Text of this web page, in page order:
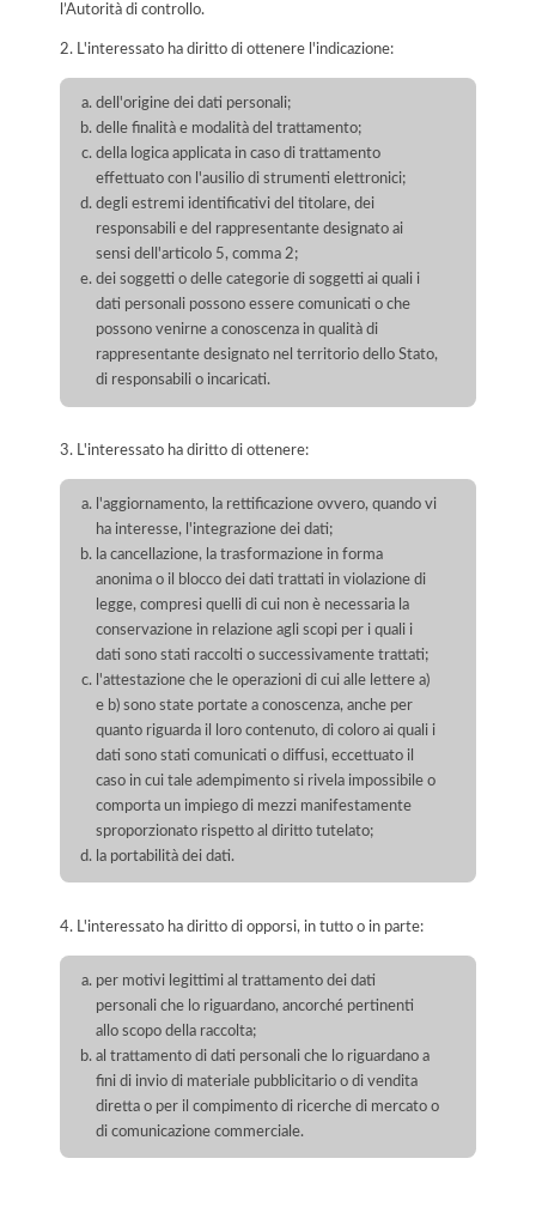
l’Autorità di controllo.
2. L'interessato ha diritto di ottenere l'indicazione:
dell'origine dei dati personali;
delle finalità e modalità del trattamento;
della logica applicata in caso di trattamento
effettuato con l'ausilio di strumenti elettronici;
degli estremi identificativi del titolare, dei
responsabili e del rappresentante designato ai
sensi dell'articolo 5, comma 2;
dei soggetti o delle categorie di soggetti ai quali i
dati personali possono essere comunicati o che
possono venirne a conoscenza in qualità di
rappresentante designato nel territorio dello Stato,
di responsabili o incaricati.
3. L'interessato ha diritto di ottenere:
l'aggiornamento, la rettificazione ovvero, quando vi
ha interesse, l'integrazione dei dati;
la cancellazione, la trasformazione in forma
anonima o il blocco dei dati trattati in violazione di
legge, compresi quelli di cui non è necessaria la
conservazione in relazione agli scopi per i quali i
dati sono stati raccolti o successivamente trattati;
l'attestazione che le operazioni di cui alle lettere a)
e b) sono state portate a conoscenza, anche per
quanto riguarda il loro contenuto, di coloro ai quali i
dati sono stati comunicati o diffusi, eccettuato il
caso in cui tale adempimento si rivela impossibile o
comporta un impiego di mezzi manifestamente
sproporzionato rispetto al diritto tutelato;
la portabilità dei dati.
4. L'interessato ha diritto di opporsi, in tutto o in parte:
per motivi legittimi al trattamento dei dati
personali che lo riguardano, ancorché pertinenti
allo scopo della raccolta;
al trattamento di dati personali che lo riguardano a
fini di invio di materiale pubblicitario o di vendita
diretta o per il compimento di ricerche di mercato o
di comunicazione commerciale.